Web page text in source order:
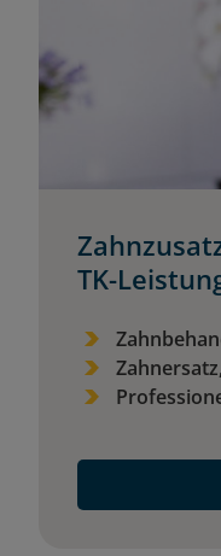
TK-
Zahnersatz,